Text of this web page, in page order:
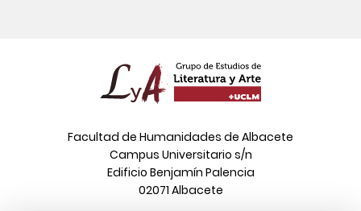
Facultad de Humanidades de Albacete
Campus Universitario s/n
Edificio Benjamín Palencia
02071 Albacete